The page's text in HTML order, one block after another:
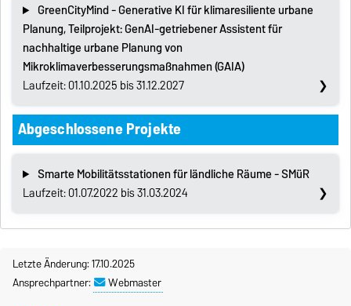
GreenCityMind - Generative KI für klimaresiliente urbane
Planung, Teilprojekt: GenAI-getriebener Assistent für
nachhaltige urbane Planung von
Mikroklimaverbesserungsmaßnahmen (GAIA)
Laufzeit: 01.10.2025 bis 31.12.2027
Abgeschlossene Projekte
Smarte Mobilitätsstationen für ländliche Räume - SMüR
Laufzeit: 01.07.2022 bis 31.03.2024
Letzte Änderung: 17.10.2025
Ansprechpartner:
Webmaster